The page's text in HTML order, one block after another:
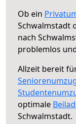
Ob ein
Schwalmstadt
nach
problemlos
Allzeit bereit
optimale
Schwalmstadt.